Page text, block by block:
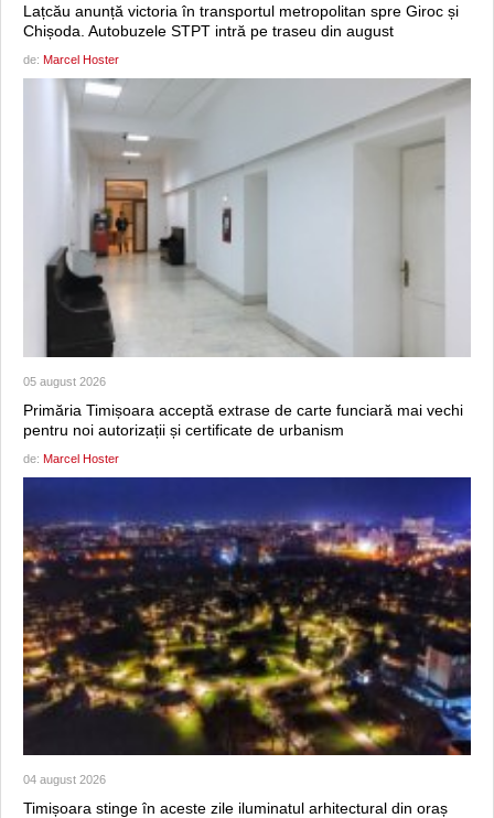
Lațcău anunță victoria în transportul metropolitan spre Giroc și
Chișoda. Autobuzele STPT intră pe traseu din august
de: Marcel Hoster
05 august 2026
Primăria Timișoara acceptă extrase de carte funciară mai vechi
pentru noi autorizații și certificate de urbanism
de: Marcel Hoster
04 august 2026
Timișoara stinge în aceste zile iluminatul arhitectural din oraș